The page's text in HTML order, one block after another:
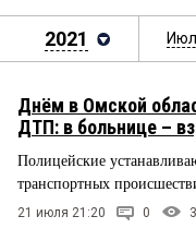
НОВОСТИ КОМПАНИЙ
СТИЛЬ ЖИЗНИ
2021
Днём в Омской
ДТП: в больнице –
Полицейские
транспортных
21 июля 21:20 0